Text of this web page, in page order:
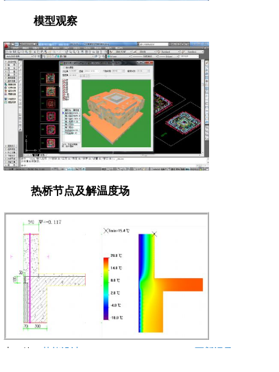
模型观察
热桥节点及解温度场
上一篇：
节能设计BECS2012SP2(20121116)更新记录